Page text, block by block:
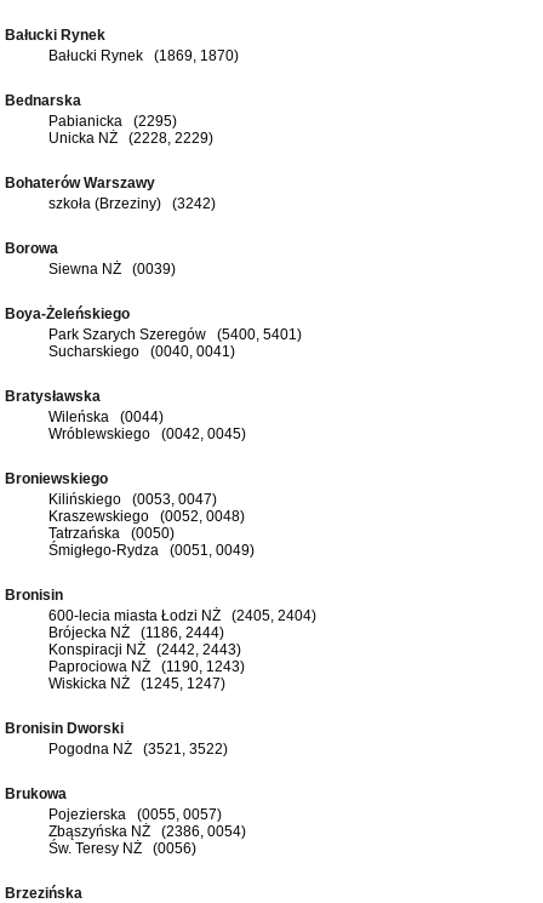
Bałucki Rynek
Bałucki Rynek (1869, 1870)
Bednarska
Pabianicka (2295)
Unicka NŻ (2228, 2229)
Bohaterów Warszawy
szkoła (Brzeziny) (3242)
Borowa
Siewna NŻ (0039)
Boya-Żeleńskiego
Park Szarych Szeregów (5400, 5401)
Sucharskiego (0040, 0041)
Bratysławska
Wileńska (0044)
Wróblewskiego (0042, 0045)
Broniewskiego
Kilińskiego (0053, 0047)
Kraszewskiego (0052, 0048)
Tatrzańska (0050)
Śmigłego-Rydza (0051, 0049)
Bronisin
600-lecia miasta Łodzi NŻ (2405, 2404)
Brójecka NŻ (1186, 2444)
Konspiracji NŻ (2442, 2443)
Paprociowa NŻ (1190, 1243)
Wiskicka NŻ (1245, 1247)
Bronisin Dworski
Pogodna NŻ (3521, 3522)
Brukowa
Pojezierska (0055, 0057)
Zbąszyńska NŻ (2386, 0054)
Św. Teresy NŻ (0056)
Brzezińska